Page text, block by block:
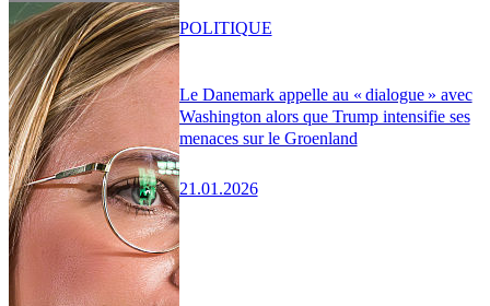
Le Danemark appelle au « dialogue » avec
Washington alors que Trump intensifie ses
menaces sur le Groenland
21.01.2026
POLITIQUE